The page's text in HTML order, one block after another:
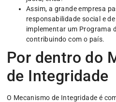
Assim, a grande empresa
responsabilidade social e
implementar um Programa
contribuindo com o país.
Por dentro do
de Integridade
O Mecanismo de Integridade é